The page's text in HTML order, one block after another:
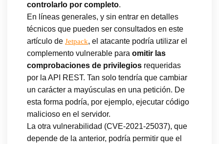
controlarlo por completo.
En líneas generales, y sin entrar en detalles
técnicos que pueden ser consultados en este
artículo de Jetpack, el atacante podría utilizar el
complemento vulnerable para omitir las
comprobaciones de privilegios requeridas
por la API REST. Tan solo tendría que cambiar
un carácter a mayúsculas en una petición. De
esta forma podría, por ejemplo, ejecutar código
malicioso en el servidor.
La otra vulnerabilidad (CVE-2021-25037), que
depende de la anterior, podría permitir que el